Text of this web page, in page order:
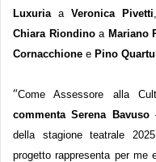
Luxuria a Veronica Pivetti
Chiara Riondinoa Mariano
Cornacchione e Pino
“Come Assessore alla
commentaSerena Bavuso
della stagione teatrale
progetto rappresenta per me